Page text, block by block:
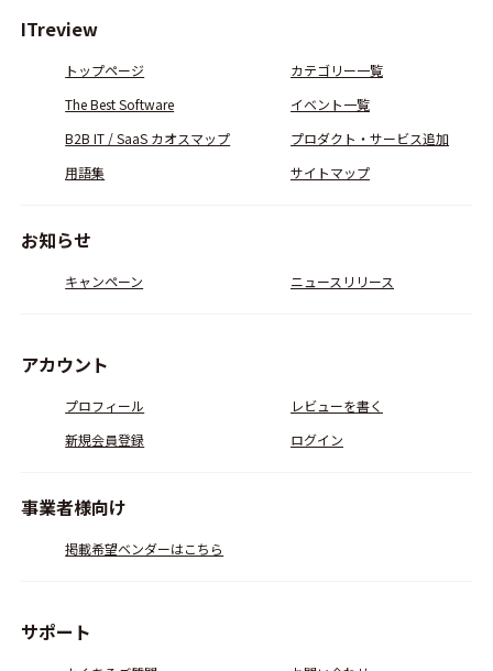
ITreview
トップページ
カテゴリー一覧
The Best Software
イベント一覧
B2B IT / SaaS カオスマップ
プロダクト・サービス追加
用語集
サイトマップ
お知らせ
キャンペーン ニュースリリース
アカウント
プロフィール
レビューを書く
新規会員登録
ログイン
事業者様向け
掲載希望ベンダーはこちら
サポート